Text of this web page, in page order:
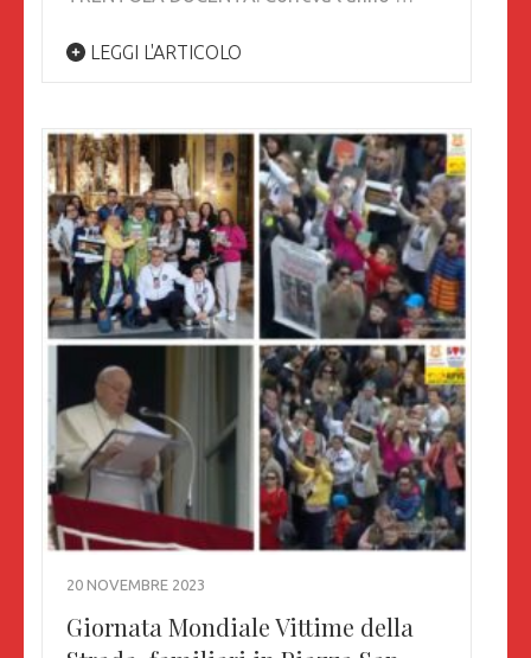
LEGGI L'ARTICOLO
20 NOVEMBRE 2023
Giornata Mondiale Vittime della